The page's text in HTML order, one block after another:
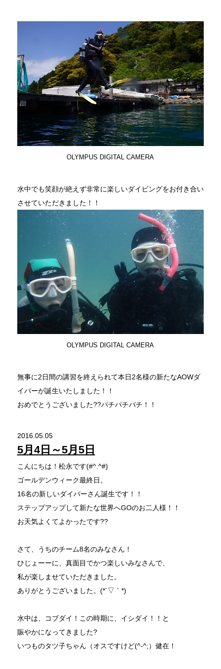
OLYMPUS DIGITAL CAMERA
水中でも笑顔が絶えず非常に楽しいダイビングをお付き合い
させていただきました！！
OLYMPUS DIGITAL CAMERA
無事に2日間の講習を終えられて本日2名様の新たなAOWダ
イバーが誕生いたしました！！
おめでとうございました??パチパチパチ！！
2016.05.05
5月4日～5月5日
こんにちは！松永です(#^.^#)
ゴールデンウィーク最終日。
16名の新しいダイバーさん誕生です！！
ステップアップして新たな世界へGOのお二人様！！
お天気よくてよかったです??
さて、うちのチーム8名のみなさん！
ひじょーーに、真面目でかつ楽しいみなさんで、
私が楽しませていただきました。
ありがとうございました。(*´▽｀*)
水中は、コブダイ！この時期に、イシダイ！！と
賑やかになってきました?
いつものタツ子ちゃん（オスですけど(^-^;）健在！